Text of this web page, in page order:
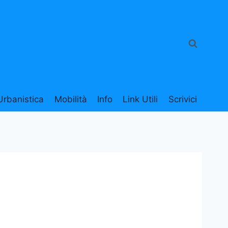
Mobilità Info Link Utili Scrivici